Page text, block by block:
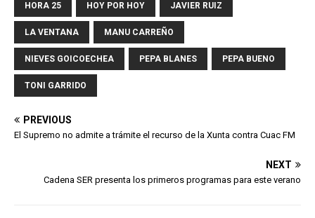
HORA 25 HOY POR HOY JAVIER RUIZ
LA VENTANA MANU CARREÑO
NIEVES GOICOECHEA PEPA BLANES PEPA BUENO
TONI GARRIDO
PREVIOUS
El Supremo no admite a trámite el recurso de la Xunta contra Cuac FM
NEXT
Cadena SER presenta los primeros programas para este verano